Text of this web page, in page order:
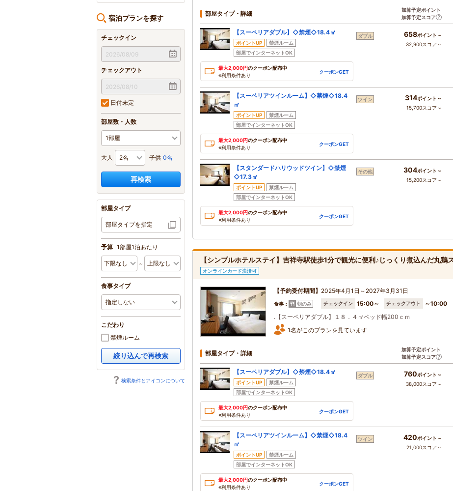
宿泊プランを探す
チェックイン
チェックアウト
日付未定
部屋数・人数
大人 子供 0名
再検索
部屋タイプ
部屋タイプを指定
予算 1部屋1泊あたり
～
食事タイプ
こだわり
禁煙ルーム
絞り込んで再検索
検索条件とアイコンについて
部屋タイプ・詳細
加算予定ポイント
加算予定スコア
【スーペリアダブル】◇禁煙◇18.4㎡
ポイントUP
禁煙ルーム
部屋でインターネットOK
最大2,000円のクーポン配布中
※利用条件あり
クーポンGET
ダブル 658ポイント～
32,900スコア～
【スーペリアツインルーム】◇禁煙◇18.4
㎡
ポイントUP
禁煙ルーム
部屋でインターネットOK
最大2,000円のクーポン配布中
※利用条件あり
クーポンGET
ツイン 314ポイント～
15,700スコア～
【スタンダードハリウッドツイン】◇禁煙
◇17.3㎡
ポイントUP
禁煙ルーム
部屋でインターネットOK
最大2,000円のクーポン配布中
※利用条件あり
クーポンGET
その他 304ポイント～
15,200スコア～
【シンプルホテルステイ】吉祥寺駅徒歩1分で観光に便利♪じっくり煮込んだ丸鶏
オンラインカード決済可
【予約受付期間】 2025年4月1日～2027年3月31日
食事： 朝のみ チェックイン 15:00～ チェックアウト
～10:00
.【スーペリアダブル】１８．４㎡ベッド幅200ｃｍ
1名がこのプランを見ています
部屋タイプ・詳細
加算予定ポイント
加算予定スコア
【スーペリアダブル】◇禁煙◇18.4㎡
ポイントUP
禁煙ルーム
部屋でインターネットOK
最大2,000円のクーポン配布中
※利用条件あり
クーポンGET
ダブル 760ポイント～
38,000スコア～
【スーペリアツインルーム】◇禁煙◇18.4
㎡
ポイントUP
禁煙ルーム
部屋でインターネットOK
最大2,000円のクーポン配布中
※利用条件あり
クーポンGET
ツイン 420ポイント～
21,000スコア～